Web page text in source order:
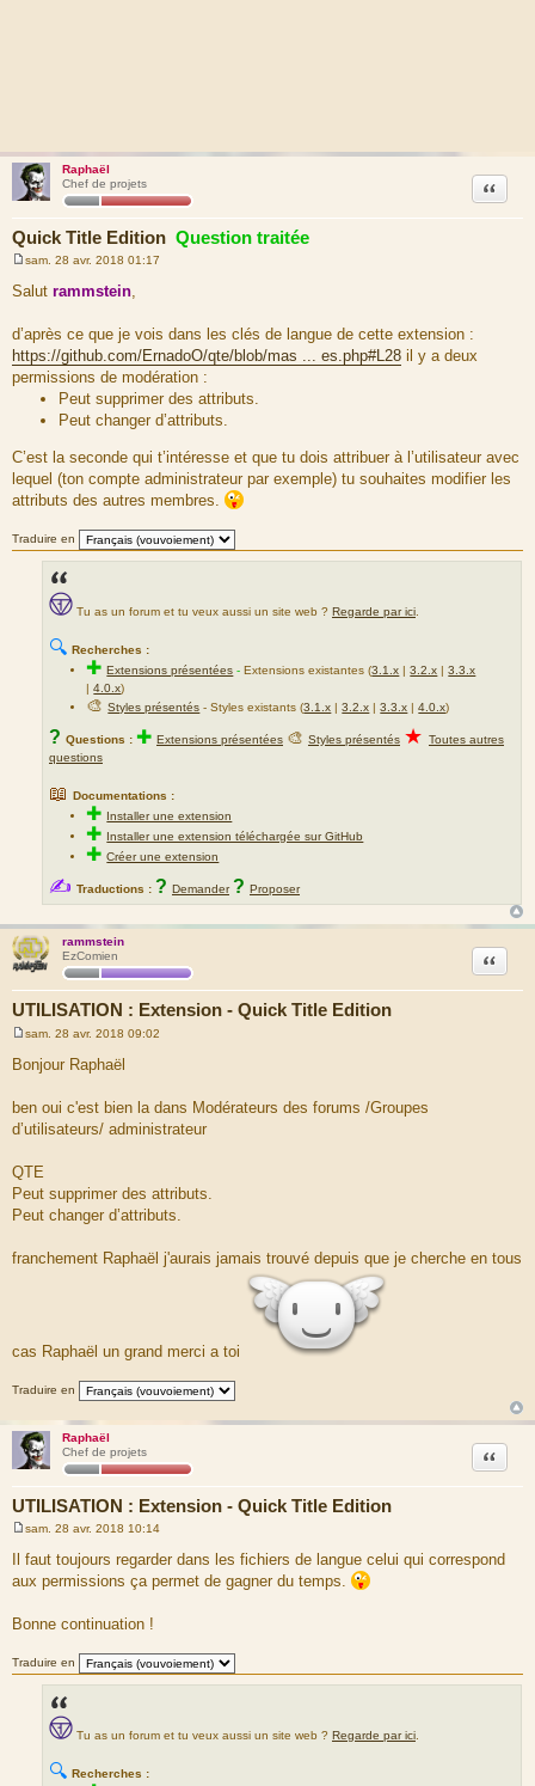
Raphaël
Chef de projets
Quick Title Edition Question traitée
Citation
e
s
g
e
sam. 28 avr. 2018 01:17
Salut rammstein,
d’après ce que je vois dans les clés de langue de cette extension :
https://github.com/ErnadoO/qte/blob/mas ... es.php#L28 il y a deux
permissions de modération :
Peut supprimer des attributs.
Peut changer d’attributs.
C’est la seconde qui t’intéresse et que tu dois attribuer à l’utilisateur avec
lequel (ton compte administrateur par exemple) tu souhaites modifier les
attributs des autres membres.
Traduire en
Tu as un forum et tu veux aussi un site web ? Regarde par ici
🔍 Recherches :
✚Extensions présentées -Extensions existantes (3.1.x |3.2.x |3.3.x
|4.0.x)
🎨Styles présentés - Styles existants (3.1.x |3.2.x |3.3.x |4.0.x)
? Questions : ✚ Extensions présentées 🎨 Styles présentés ★ Toutes autres
questions
📖 Documentations :
✚ Installer une extension
✚ Installer une extension téléchargée sur GitHub
✚Créer une extension
✍ Traductions : ? Demander ? Proposer
rammstein
EzComien
UTILISATION : Extension - Quick Title Edition
Citation
s
g
e
sam. 28 avr. 2018 09:02
Bonjour Raphaël
ben oui c'est bien la dans Modérateurs des forums /Groupes
d’utilisateurs/ administrateur
QTE
Peut supprimer des attributs.
Peut changer d’attributs.
franchement Raphaël j'aurais jamais trouvé depuis que je cherche en tous
cas Raphaël un grand merci a toi
Traduire en
Raphaël
Chef de projets
UTILISATION : Extension - Quick Title Edition
Citation
e
s
s
e
sam. 28 avr. 2018 10:14
Il faut toujours regarder dans les fichiers de langue celui qui correspond
aux permissions ça permet de gagner du temps.
Bonne continuation !
Traduire en
Tu as un forum et tu veux aussi un site web ? Regarde par ici
🔍 Recherches :